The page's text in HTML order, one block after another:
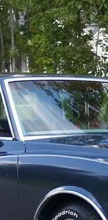
1930-
1926-
2000-
1990-